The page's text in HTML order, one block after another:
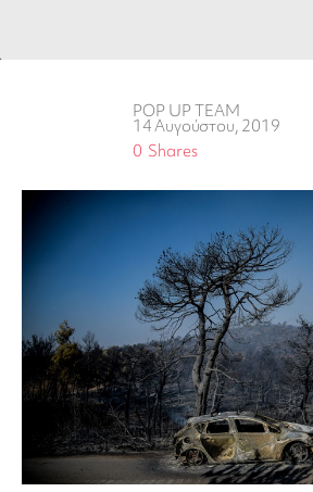
POP UP TEAM
14 Αυγούστου, 2019
Shares
0